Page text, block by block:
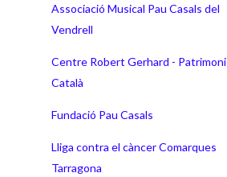
Associació Musical Pau Casals del
Vendrell
Centre Robert Gerhard - Patrimoni
Català
Fundació Pau Casals
Lliga contra el càncer Comarques
Tarragona